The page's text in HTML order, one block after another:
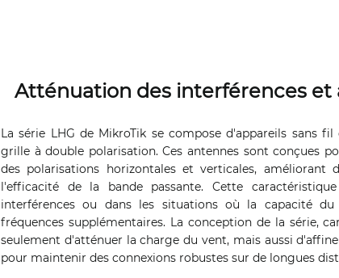
Atténuation des interférences
La série LHG de MikroTik se compose d'appareils sans
grille à double polarisation. Ces antennes sont conçues
des polarisations horizontales et verticales,
l'efficacité de la bande passante. Cette
interférences ou dans les situations où la capacité
fréquences supplémentaires. La conception de la série,
seulement d'atténuer la charge du vent, mais aussi
pour maintenir des connexions robustes sur de longues